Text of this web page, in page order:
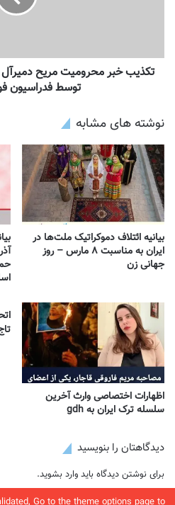
Go to the theme options page to
تکذیب خبر محرومیت مریح دمیرآل
توسط فدراسیون
نوشته های مشابه
بیانیه ائتلاف دموکراتیک ملت‌ها در
ایران به مناسبت ۸ مارس – روز
جهانی زن
اظهارات اختصاصی وارث آخرین
سلسله ترک ایران به gdh
دیدگاهتان را بنویسید
برای نوشتن دیدگاه باید وارد بشوید.